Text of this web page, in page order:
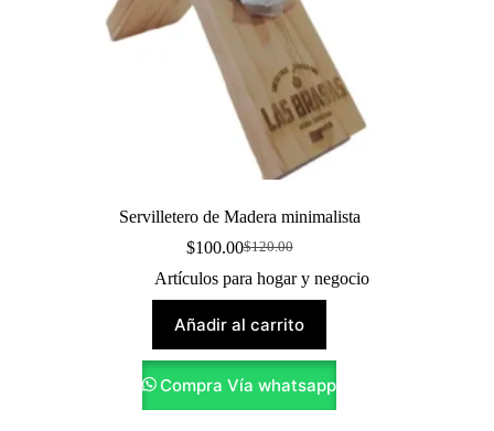
Servilletero de Madera minimalista
$120.00
Original
price
was:
$120.00.
$100.00Current
price
is:
$100.00.
Artículos para hogar y negocio
Añadir al carrito
Compra Vía whatsapp